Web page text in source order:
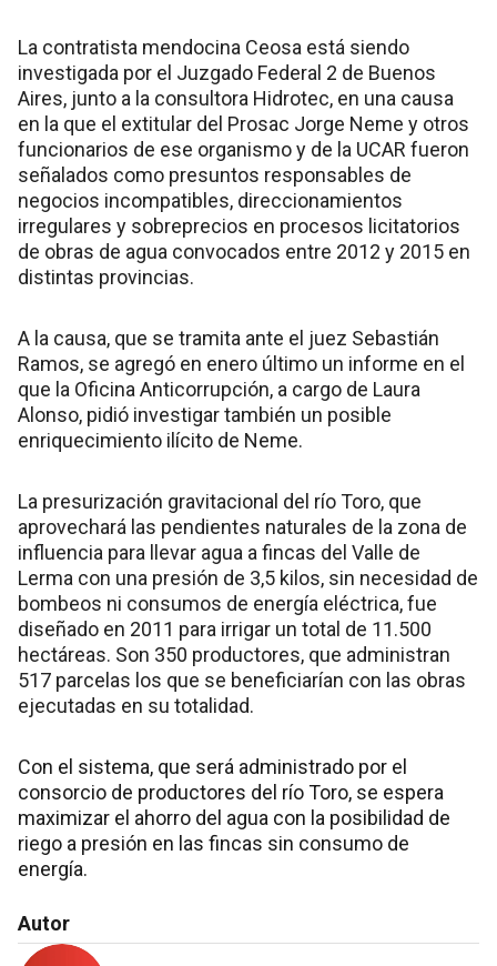
La contratista mendocina Ceosa está siendo
investigada por el Juzgado Federal 2 de Buenos
Aires, junto a la consultora Hidrotec, en una causa
en la que el extitular del Prosac Jorge Neme y otros
funcionarios de ese organismo y de la UCAR fueron
señalados como presuntos responsables de
negocios incompatibles, direccionamientos
irregulares y sobreprecios en procesos licitatorios
de obras de agua convocados entre 2012 y 2015 en
distintas provincias.
A la causa, que se tramita ante el juez Sebastián
Ramos, se agregó en enero último un informe en el
que la Oficina Anticorrupción, a cargo de Laura
Alonso, pidió investigar también un posible
enriquecimiento ilícito de Neme.
La presurización gravitacional del río Toro, que
aprovechará las pendientes naturales de la zona de
influencia para llevar agua a fincas del Valle de
Lerma con una presión de 3,5 kilos, sin necesidad de
bombeos ni consumos de energía eléctrica, fue
diseñado en 2011 para irrigar un total de 11.500
hectáreas. Son 350 productores, que administran
517 parcelas los que se beneficiarían con las obras
ejecutadas en su totalidad.
Con el sistema, que será administrado por el
consorcio de productores del río Toro, se espera
maximizar el ahorro del agua con la posibilidad de
riego a presión en las fincas sin consumo de
energía.
Autor